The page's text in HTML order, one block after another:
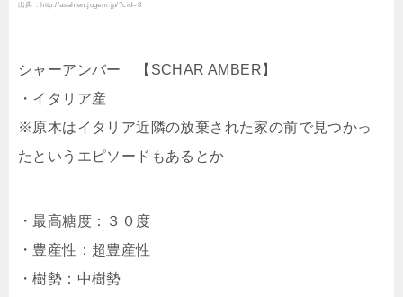
出典：http://asahien.jugem.jp/?cid=8
シャーアンバー 【SCHAR AMBER】
・イタリア産
※原木はイタリア近隣の放棄された家の前で見つかっ
たというエピソードもあるとか
・最高糖度：３０度
・豊産性：超豊産性
・樹勢：中樹勢